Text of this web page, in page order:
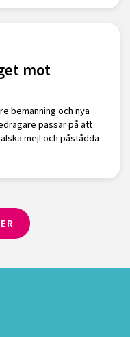
mot
bemanning och nya
passar på att
mejl och påstådda